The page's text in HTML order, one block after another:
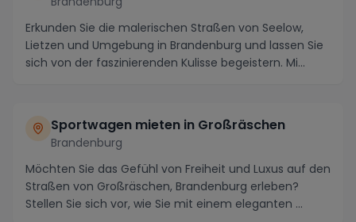
Erkunden Sie die malerischen Straßen von Seelow,
Lietzen und Umgebung in Brandenburg und lassen Sie
sich von der faszinierenden Kulisse begeistern. Mi...
Sportwagen mieten in Großräschen
Brandenburg
Möchten Sie das Gefühl von Freiheit und Luxus auf den
Straßen von Großräschen, Brandenburg erleben?
Stellen Sie sich vor, wie Sie mit einem eleganten ...